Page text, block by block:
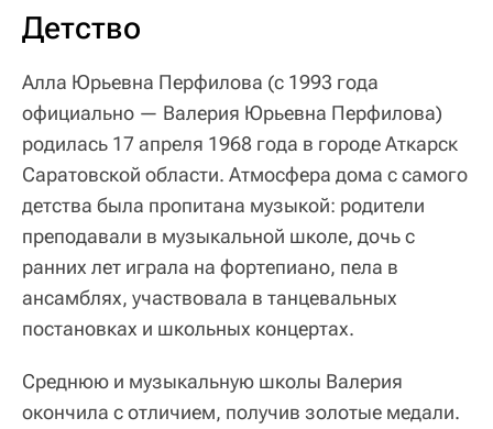
Детство
Алла Юрьевна Перфилова (с 1993 года
официально — Валерия Юрьевна Перфилова)
родилась 17 апреля 1968 года в городе Аткарск
Саратовской области. Атмосфера дома с самого
детства была пропитана музыкой: родители
преподавали в музыкальной школе, дочь с
ранних лет играла на фортепиано, пела в
ансамблях, участвовала в танцевальных
постановках и школьных концертах.
Среднюю и музыкальную школы Валерия
окончила с отличием, получив золотые медали.